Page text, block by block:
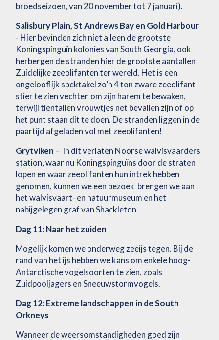
broedseizoen, van 20 november tot 7 januari).
Salisbury Plain, St Andrews Bay en Gold Harbour
- Hier bevinden zich niet alleen de grootste
Koningspinguïn kolonies van South Georgia, ook
herbergen de stranden hier de grootste aantallen
Zuidelijke zeeolifanten ter wereld. Het is een
ongelooflijk spektakel zo’n 4 ton zware zeeolifant
stier te zien vechten om zijn harem te bewaken,
terwijl tientallen vrouwtjes net bevallen zijn of op
het punt staan dit te doen. De stranden liggen in de
paartijd afgeladen vol met zeeolifanten!
Grytviken – In dit verlaten Noorse walvisvaarders
station, waar nu Koningspinguïns door de straten
lopen en waar zeeolifanten hun intrek hebben
genomen, kunnen we een bezoek brengen we aan
het walvisvaart- en natuurmuseum en het
nabijgelegen graf van Shackleton.
Dag 11: Naar het zuiden
Mogelijk komen we onderweg zeeijs tegen. Bij de
rand van het ijs hebben we kans om enkele hoog-
Antarctische vogelsoorten te zien, zoals
Zuidpooljagers en Sneeuwstormvogels.
Dag 12: Extreme landschappen in de South
Orkneys
Wanneer de weersomstandigheden goed zijn